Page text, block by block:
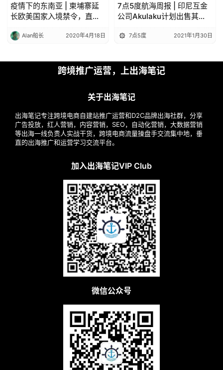
疫情下的东南亚 | 柬埔寨延
长欧美国家入境禁令，直至
Alan船长 2020年4月18日
7点5度航海周报 | 印尼互金
公司Akulaku计划出售其
主权财富基金收到约100亿
7点5度 2021年1月30日
跨境推广运营，上出海笔记
关于出海笔记
出海笔记专注跨境电商自建站推广运营和D2C品牌出海社群，分享
广告投放，红人营销，内容营销，SEO，自动化营销，大数据营销
等出海一线负责人实战干货，跨境电商流量操盘手交流集中地，垂
直的出海推广和运营学习交流平台。
加入出海笔记VIP Club
微信公众号